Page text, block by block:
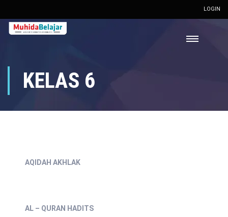
LOGIN
KELAS 6
AQIDAH AKHLAK
AL – QURAN HADITS